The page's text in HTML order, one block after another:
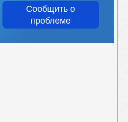
Сообщить о
проблеме